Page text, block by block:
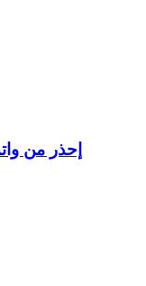
إحذر من